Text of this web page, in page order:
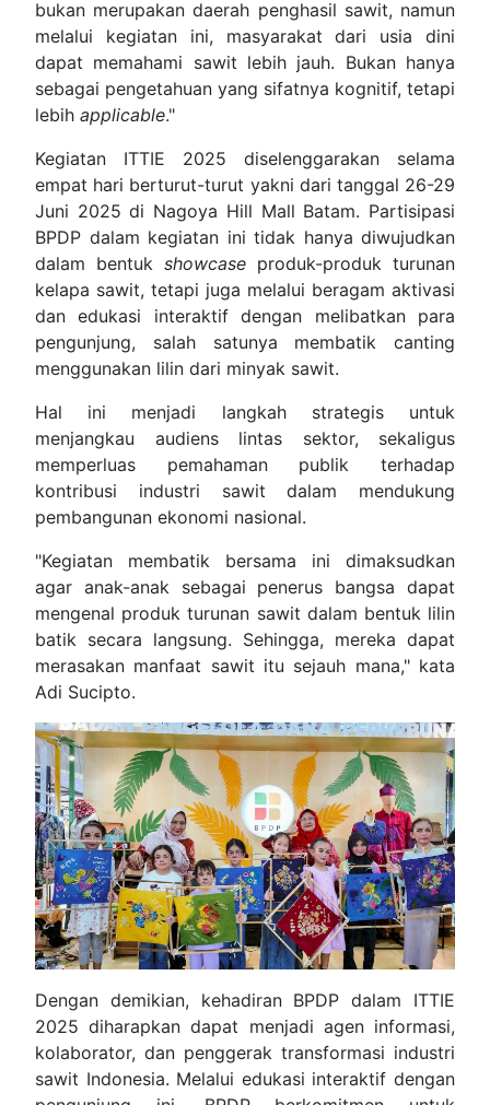
bukan merupakan daerah penghasil sawit, namun
melalui kegiatan ini, masyarakat dari usia dini
dapat memahami sawit lebih jauh. Bukan hanya
sebagai pengetahuan yang sifatnya kognitif, tetapi
lebih applicable."
Kegiatan ITTIE 2025 diselenggarakan selama
empat hari berturut-turut yakni dari tanggal 26-29
Juni 2025 di Nagoya Hill Mall Batam. Partisipasi
BPDP dalam kegiatan ini tidak hanya diwujudkan
dalam bentuk showcase produk-produk turunan
kelapa sawit, tetapi juga melalui beragam aktivasi
dan edukasi interaktif dengan melibatkan para
pengunjung, salah satunya membatik canting
menggunakan lilin dari minyak sawit.
Hal ini menjadi langkah strategis untuk
menjangkau audiens lintas sektor, sekaligus
memperluas pemahaman publik terhadap
kontribusi industri sawit dalam mendukung
pembangunan ekonomi nasional.
"Kegiatan membatik bersama ini dimaksudkan
agar anak-anak sebagai penerus bangsa dapat
mengenal produk turunan sawit dalam bentuk lilin
batik secara langsung. Sehingga, mereka dapat
merasakan manfaat sawit itu sejauh mana," kata
Adi Sucipto.
Dengan demikian, kehadiran BPDP dalam ITTIE
2025 diharapkan dapat menjadi agen informasi,
kolaborator, dan penggerak transformasi industri
sawit Indonesia. Melalui edukasi interaktif dengan